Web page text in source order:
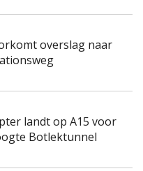
overslag naar
landt op A15 voor
Botlektunnel